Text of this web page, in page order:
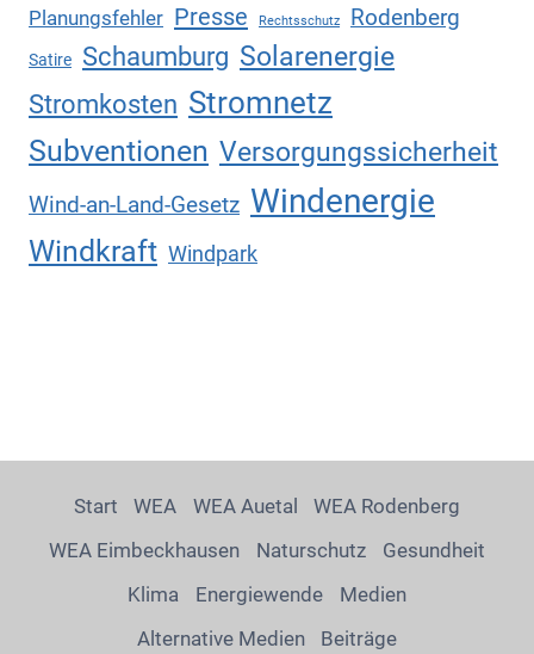
Planungsfehler Presse Rechtsschutz Rodenberg
Satire Schaumburg Solarenergie
Stromkosten Stromnetz
Subventionen Versorgungssicherheit
Wind-an-Land-Gesetz Windenergie
Windkraft Windpark
Start WEA WEA Auetal
WEA Rodenberg
WEA Eimbeckhausen
Naturschutz
Gesundheit
Klima
Energiewende
Medien
Alternative Medien
Beiträge